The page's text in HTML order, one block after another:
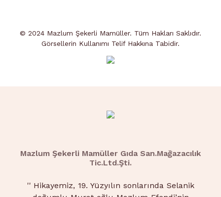
© 2024 Mazlum Şekerli Mamüller. Tüm Hakları Saklıdır.
Görsellerin Kullanımı Telif Hakkına Tabidir.
Mazlum Şekerli Mamüller Gıda San.Mağazacılık
Tic.Ltd.Şti.
'' Hikayemiz, 19. Yüzyılın sonlarında Selanik